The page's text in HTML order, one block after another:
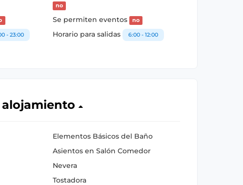
no
Se permiten eventos no
- 23:00 Horario para salidas 6:00 - 12:00
Elementos Básicos del Baño
Asientos en Salón Comedor
Nevera
Tostadora